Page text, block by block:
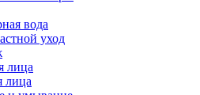
вода
уход
лица
лица